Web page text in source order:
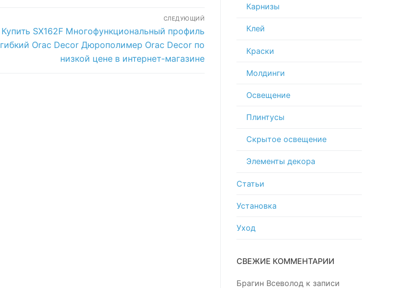
СЛЕДУЮЩИЙ
Следующая
запись:
Купить SX162F Многофункциональный профиль
гибкий Orac Decor Дюрополимер Orac Decor по
низкой цене в интернет-магазине
Карнизы
Клей
Краски
Молдинги
Освещение
Плинтусы
Скрытое освещение
Элементы декора
Статьи
Установка
Уход
СВЕЖИЕ КОММЕНТАРИИ
Брагин Всеволод к записи